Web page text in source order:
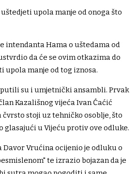
upola manje od onoga što
intendanta Hama o uštedama od
da će se ovim otkazima do
upola manje od tog iznosa.
su i umjetnički ansambli. Prvak
Kazališnog vijeća Ivan Ćaćić
stoji uz tehničko osoblje, što
glasajući u Vijeću protiv ove odluke.
Vrućina ocijenio je odluku o
te izrazio bojazan da je